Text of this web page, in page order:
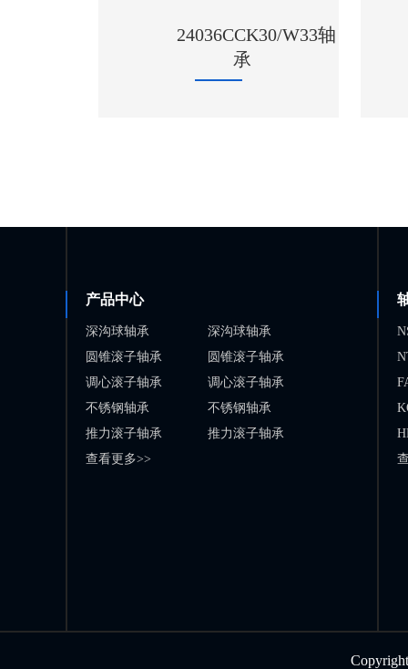
24036CCK30/W33轴
承
产品中心
深沟球轴承
圆锥滚子轴承
调心滚子轴承
不锈钢轴承
推力滚子轴承
查看更多>>
深沟球轴承
圆锥滚子轴承
调心滚子轴承
不锈钢轴承
推力滚子轴承